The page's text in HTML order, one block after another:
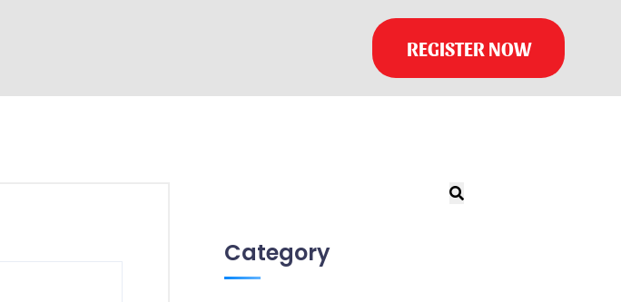
REGISTER NOW
Category